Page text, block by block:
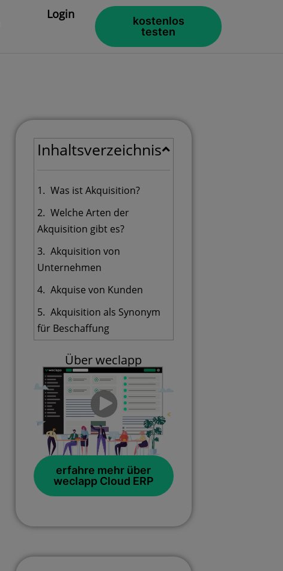
Login
kostenlos
testen
Inhaltsverzeichnis
Was ist Akquisition?
Welche Arten der
Akquisition gibt es?
Akquisition von
Unternehmen
Akquise von Kunden
Akquisition als Synonym
für Beschaffung
Über weclapp
erfahre mehr über
weclapp Cloud ERP